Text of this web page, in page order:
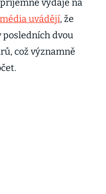
výdaje na
uvádějí, že
dvou
což významně